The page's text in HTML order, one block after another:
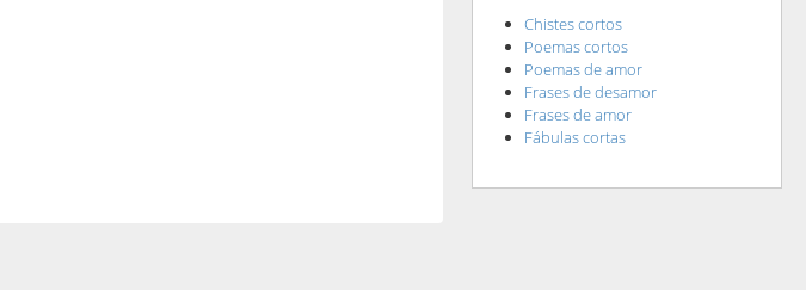
Chistes cortos
Poemas cortos
Poemas de amor
Frases de desamor
Frases de amor
Fábulas cortas